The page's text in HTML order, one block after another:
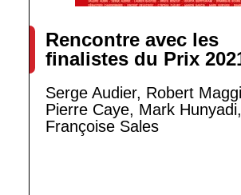
Rencontre avec les
finalistes du Prix
Serge Audier, Robert
Pierre Caye, Mark
Françoise Sales